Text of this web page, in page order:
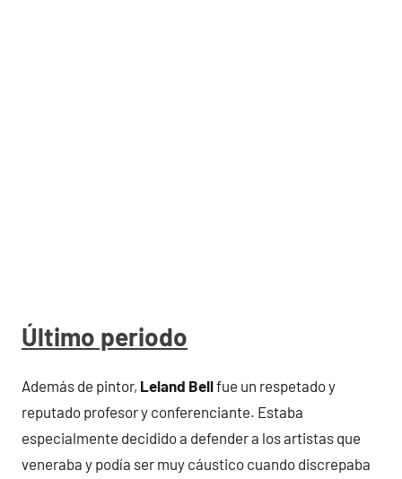
Último periodo
Además de pintor, Leland Bellfue un respetado y
reputado profesor y conferenciante. Estaba
especialmente decidido a defender a los artistas que
veneraba y podía ser muy cáustico cuando discrepaba